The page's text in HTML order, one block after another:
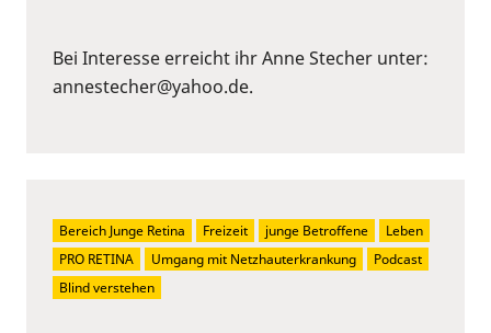
Bei Interesse erreicht ihr Anne Stecher unter:
annestecher@yahoo.de.
Bereich Junge Retina Freizeit junge Betroffene
Leben
PRO RETINA
Umgang mit Netzhauterkrankung
Podcast
Blind verstehen